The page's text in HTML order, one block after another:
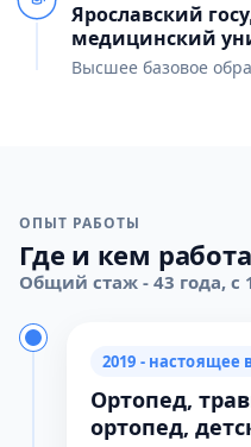
Ярославский
медицинский
Высшее базовое
ОПЫТ РАБОТЫ
Где и кем
Общий стаж - 43 года, с
2019 - настоящее
Ортопед,
ортопед,